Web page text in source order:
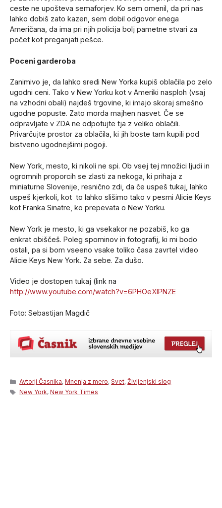
ceste ne upošteva semaforjev. Ko sem omenil, da pri nas
lahko dobiš zato kazen, sem dobil odgovor enega
Američana, da ima pri njih policija bolj pametne stvari za
počet kot preganjati pešce.
Poceni garderoba
Zanimivo je, da lahko sredi New Yorka kupiš oblačila po zelo
ugodni ceni. Tako v New Yorku kot v Ameriki nasploh (vsaj
na vzhodni obali) najdeš trgovine, ki imajo skoraj smešno
ugodne popuste. Zato morda majhen nasvet. Če se
odpravljate v ZDA ne odpotujte tja z veliko oblačili.
Privarčujte prostor za oblačila, ki jih boste tam kupili pod
bistveno ugodnejšimi pogoji.
New York, mesto, ki nikoli ne spi. Ob vsej tej množici ljudi in
ogromnih proporcih se zlasti za nekoga, ki prihaja z
miniaturne Slovenije, resnično zdi, da če uspeš tukaj, lahko
uspeš kjerkoli, kot to lahko slišimo tako v pesmi Alicie Keys
kot Franka Sinatre, ko prepevata o New Yorku.
New York je mesto, ki ga vsekakor ne pozabiš, ko ga
enkrat obiščeš. Poleg spominov in fotografij, ki mi bodo
ostali, pa si bom vseeno vsake toliko časa zavrtel video
Alicie Keys New York. Za sebe. Za dušo.
Video je dostopen tukaj (link na
http://www.youtube.com/watch?v=6PHOeXIPNZE
Foto: Sebastijan Magdič
Categories
Avtorji Časnika,Mnenja z mero,Svet,Življenjski slog
Tags
New York,New York Times